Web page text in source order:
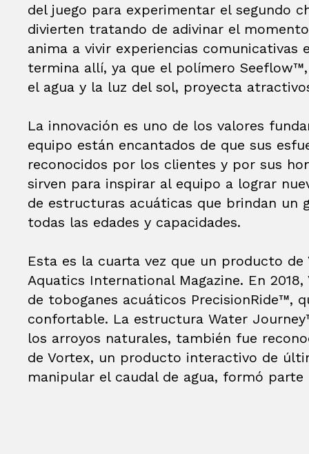
del juego para experimentar el segundo
divierten tratando de adivinar el
anima a vivir experiencias comunicativas
termina allí, ya que el polímero
el agua y la luz del sol, proyecta
La innovación es uno de los valores
equipo están encantados de que sus
reconocidos por los clientes y por sus
sirven para inspirar al equipo a lograr
de estructuras acuáticas que brindan un
todas las edades y capacidades.
Esta es la cuarta vez que un producto
Aquatics International Magazine. En
de toboganes acuáticos PrecisionRide™,
confortable. La estructura Water
los arroyos naturales, también fue
de Vortex, un producto interactivo de
manipular el caudal de agua, formó